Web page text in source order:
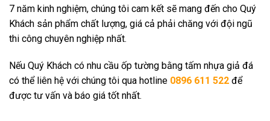
7 năm kinh nghiệm, chúng tôi cam kết sẽ mang đến cho Quý
Khách sản phẩm chất lượng, giá cả phải chăng với đội ngũ
thi công chuyên nghiệp nhất.
Nếu Quý Khách có nhu cầu ốp tường bằng tấm nhựa giả đá
có thể liên hệ với chúng tôi qua hotline 0896 611 522 để
được tư vấn và báo giá tốt nhất.